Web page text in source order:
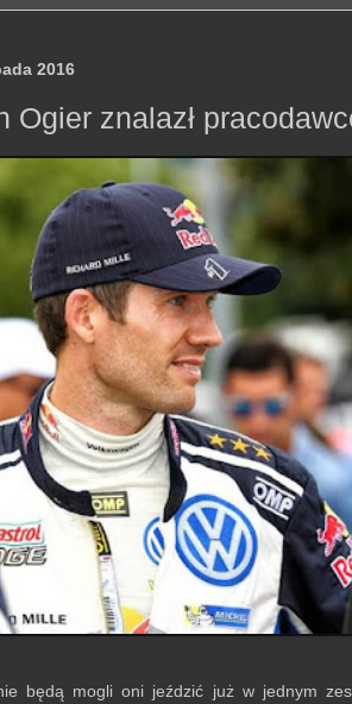
2016
Ogier znalazł
będą mogli oni jeździć już w jednym